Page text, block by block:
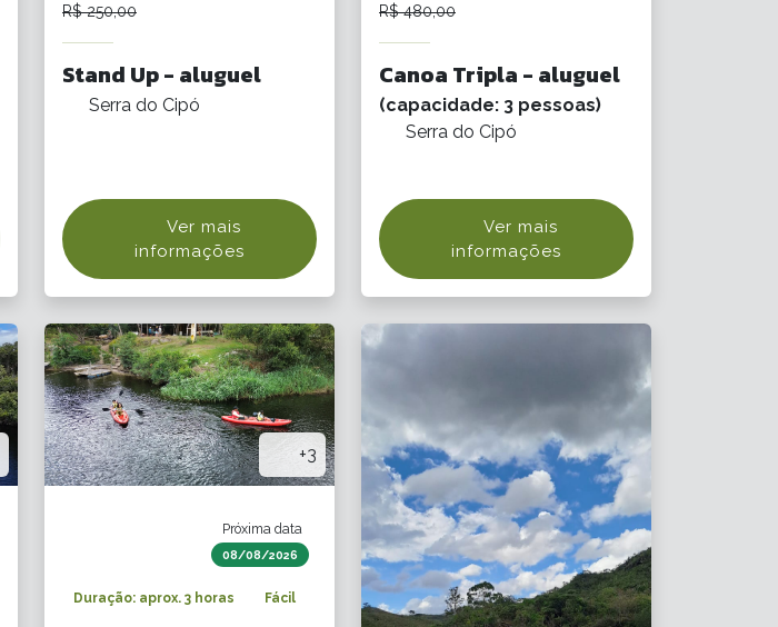
R$ 250,00
Stand Up - aluguel
Serra do Cipó
Ver mais
informações
R$ 480,00
Canoa Tripla - aluguel
(capacidade: 3 pessoas)
Serra do Cipó
Ver mais
informações
+3
Próxima data
08/08/2026
Duração: aprox. 3 horas Fácil